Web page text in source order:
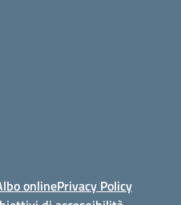
onlinePrivacy Policy